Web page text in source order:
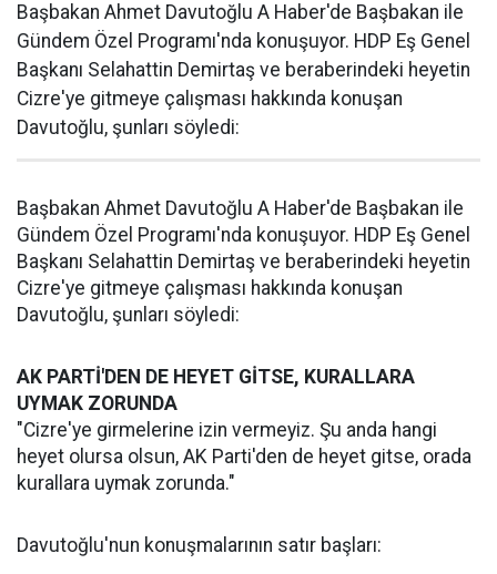
Başbakan Ahmet Davutoğlu A Haber'de Başbakan ile
Gündem Özel Programı'nda konuşuyor. HDP Eş Genel
Başkanı Selahattin Demirtaş ve beraberindeki heyetin
Cizre'ye gitmeye çalışması hakkında konuşan
Davutoğlu, şunları söyledi:
Başbakan Ahmet Davutoğlu A Haber'de Başbakan ile
Gündem Özel Programı'nda konuşuyor. HDP Eş Genel
Başkanı Selahattin Demirtaş ve beraberindeki heyetin
Cizre'ye gitmeye çalışması hakkında konuşan
Davutoğlu, şunları söyledi:
AK PARTİ'DEN DE HEYET GİTSE, KURALLARA
UYMAK ZORUNDA
"Cizre'ye girmelerine izin vermeyiz. Şu anda hangi
heyet olursa olsun, AK Parti'den de heyet gitse, orada
kurallara uymak zorunda."
Davutoğlu'nun konuşmalarının satır başları: